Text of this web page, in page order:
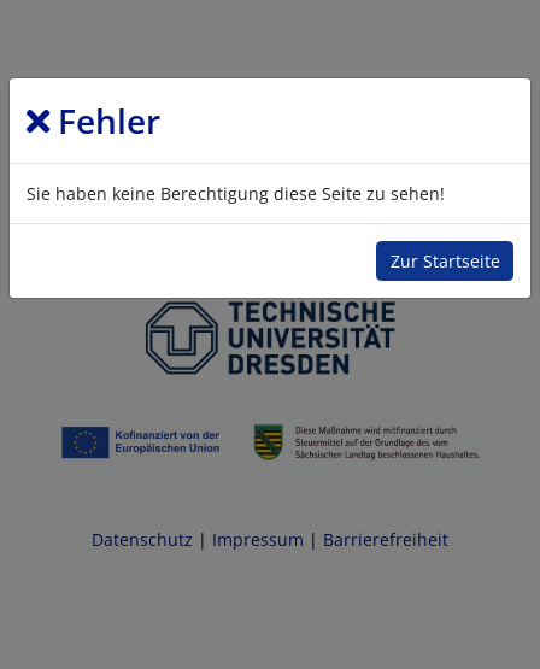
Fehler
Sie haben keine Berechtigung diese Seite zu sehen!
Zur Startseite
Datenschutz | Impressum | Barrierefreiheit